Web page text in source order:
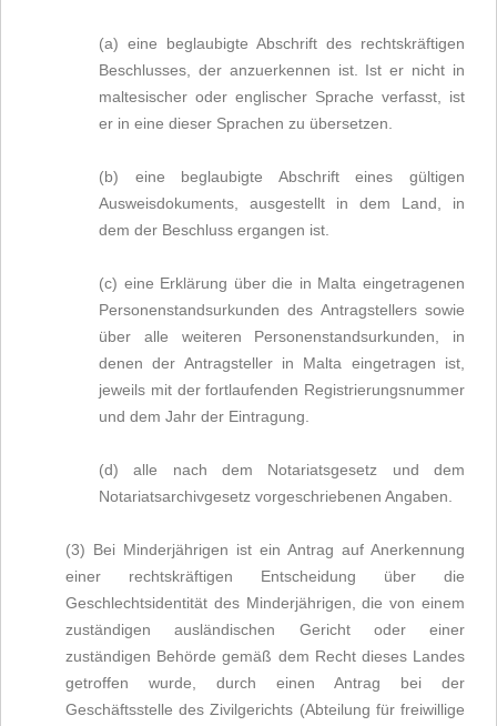
(a) eine beglaubigte Abschrift des rechtskräftigen
Beschlusses, der anzuerkennen ist. Ist er nicht in
maltesischer oder englischer Sprache verfasst, ist
er in eine dieser Sprachen zu übersetzen.
(b) eine beglaubigte Abschrift eines gültigen
Ausweisdokuments, ausgestellt in dem Land, in
dem der Beschluss ergangen ist.
(c) eine Erklärung über die in Malta eingetragenen
Personenstandsurkunden des Antragstellers sowie
über alle weiteren Personenstandsurkunden, in
denen der Antragsteller in Malta eingetragen ist,
jeweils mit der fortlaufenden Registrierungsnummer
und dem Jahr der Eintragung.
(d) alle nach dem Notariatsgesetz und dem
Notariatsarchivgesetz vorgeschriebenen Angaben.
(3) Bei Minderjährigen ist ein Antrag auf Anerkennung
einer rechtskräftigen Entscheidung über die
Geschlechtsidentität des Minderjährigen, die von einem
zuständigen ausländischen Gericht oder einer
zuständigen Behörde gemäß dem Recht dieses Landes
getroffen wurde, durch einen Antrag bei der
Geschäftsstelle des Zivilgerichts (Abteilung für freiwillige